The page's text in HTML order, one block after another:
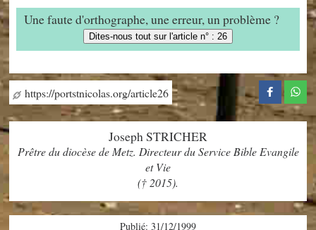
Une faute d'orthographe, une erreur, un problème ?
Dites-nous tout sur l'article n° : 26
https://portstnicolas.org/article26
Joseph STRICHER
Prêtre du diocèse de Metz. Directeur du Service Bible Evangile
et Vie
(† 2015).
Publié: 31/12/1999